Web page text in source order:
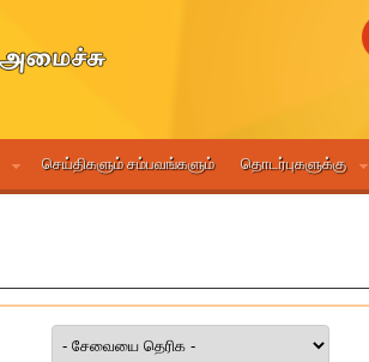
செய்திகளும் சம்பவங்களும் தொடர்புகளுக்கு